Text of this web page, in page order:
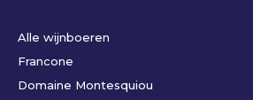
Alle wijnboeren
Francone
Domaine Montesquiou